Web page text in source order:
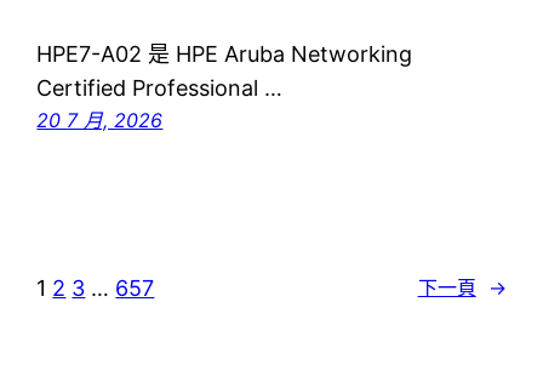
HPE7-A02 是 HPE Aruba Networking
Certified Professional …
20 7 月, 2026
1 2 3 … 657 下一頁 →